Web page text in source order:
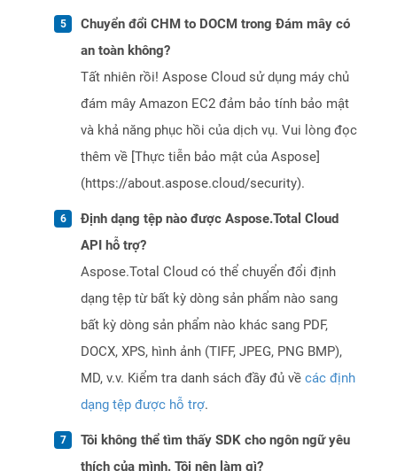
Chuyển đổi CHM to DOCM trong Đám mây có
an toàn không?
Tất nhiên rồi! Aspose Cloud sử dụng máy chủ
đám mây Amazon EC2 đảm bảo tính bảo mật
và khả năng phục hồi của dịch vụ. Vui lòng đọc
thêm về [Thực tiễn bảo mật của Aspose]
(https://about.aspose.cloud/security).
Định dạng tệp nào được Aspose.Total Cloud
API hỗ trợ?
Aspose.Total Cloud có thể chuyển đổi định
dạng tệp từ bất kỳ dòng sản phẩm nào sang
bất kỳ dòng sản phẩm nào khác sang PDF,
DOCX, XPS, hình ảnh (TIFF, JPEG, PNG BMP),
MD, v.v. Kiểm tra danh sách đầy đủ về các định
dạng tệp được hỗ trợ.
Tôi không thể tìm thấy SDK cho ngôn ngữ yêu
thích của mình. Tôi nên làm gì?